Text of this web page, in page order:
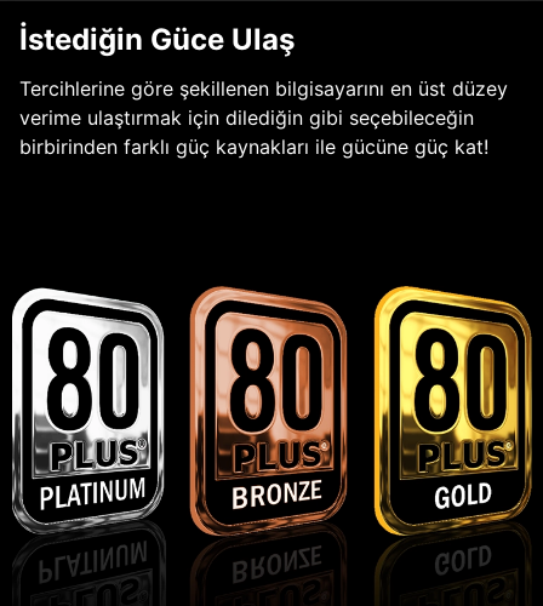
İstediğin Güce Ulaş
Tercihlerine göre şekillenen bilgisayarını en üst düzey
verime ulaştırmak için dilediğin gibi seçebileceğin
birbirinden farklı güç kaynakları ile gücüne güç kat!